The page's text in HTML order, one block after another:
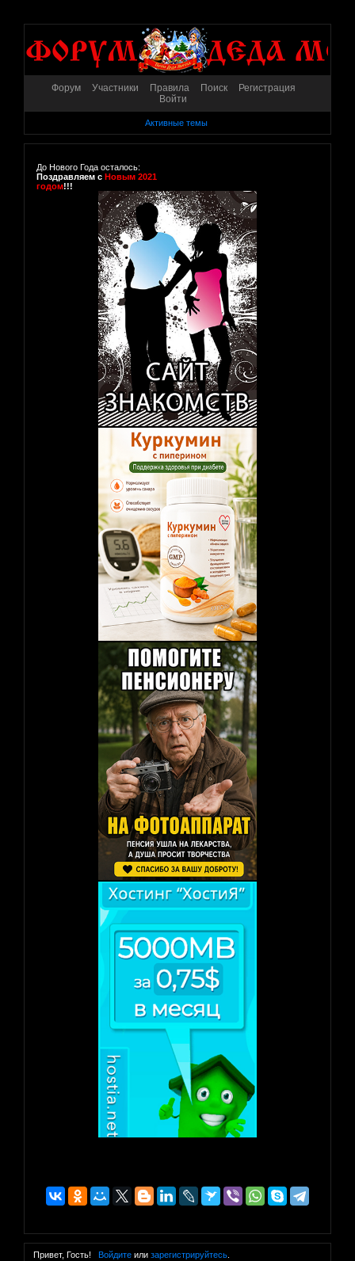
Форум Участники Правила Поиск
Регистрация
Войти
Активные темы
До Нового Года осталось:
Поздравляем с Новым 2021
годом!!!
Привет, Гость! Войдитеили зарегистрируйтесь.